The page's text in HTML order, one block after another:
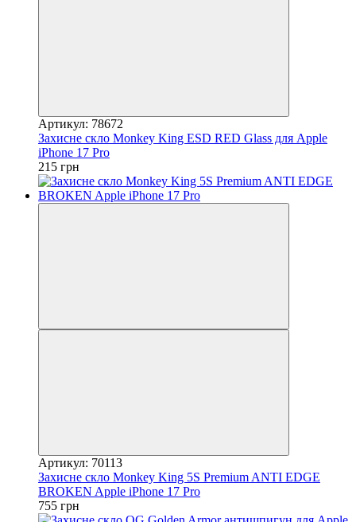
Артикул: 78672
Захисне скло Monkey King ESD RED Glass для Apple
iPhone 17 Pro
215 грн
Артикул: 70113
Захисне скло Monkey King 5S Premium ANTI EDGE
BROKEN Apple iPhone 17 Pro
755 грн